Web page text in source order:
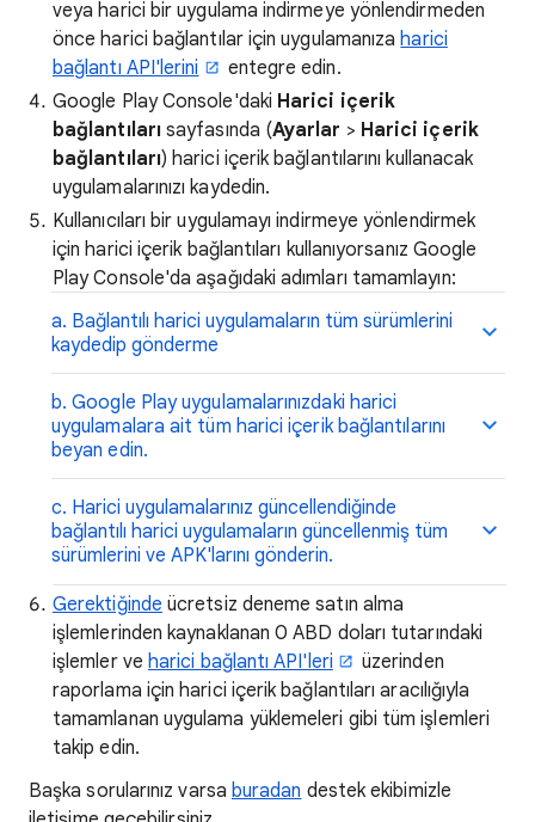
veya harici bir uygulama indirmeye yönlendirmeden
önce harici bağlantılar için uygulamanızaharici
bağlantı API'lerini
entegre edin.
Google Play Console'daki Harici içerik
bağlantıları sayfasında (Ayarlar > Harici içerik
bağlantıları) harici içerik bağlantılarını kullanacak
uygulamalarınızı kaydedin.
Kullanıcıları bir uygulamayı indirmeye yönlendirmek
için harici içerik bağlantıları kullanıyorsanız Google
Play Console'da aşağıdaki adımları tamamlayın:
a. Bağlantılı harici uygulamaların tüm sürümlerini
kaydedip gönderme
b. Google Play uygulamalarınızdaki harici
uygulamalara ait tüm harici içerik bağlantılarını
beyan edin.
c. Harici uygulamalarınız güncellendiğinde
bağlantılı harici uygulamaların güncellenmiş tüm
sürümlerini ve APK'larını gönderin.
Gerektiğinde ücretsiz deneme satın alma
işlemlerinden kaynaklanan 0 ABD doları tutarındaki
işlemler ve harici bağlantı API'leri
üzerinden
raporlama için harici içerik bağlantıları aracılığıyla
tamamlanan uygulama yüklemeleri gibi tüm işlemleri
takip edin.
Başka sorularınız varsa buradan destek ekibimizle